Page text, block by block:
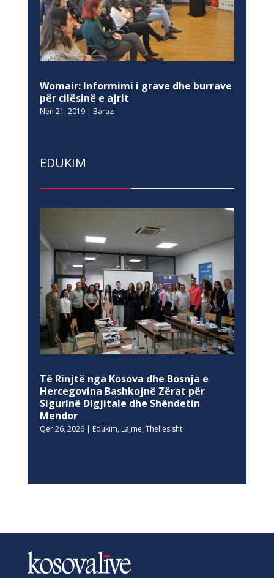
Womair: Informimi i grave dhe burrave
për cilësinë e ajrit
Nën 21, 2019| Barazi
EDUKIM
Të Rinjtë nga Kosova dhe Bosnja e
Hercegovina Bashkojnë Zërat për
Sigurinë Digjitale dhe Shëndetin
Mendor
Qer 26, 2026| Edukim, Lajme, Thellesisht